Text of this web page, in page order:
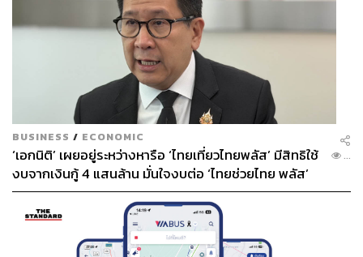
ABOUT THE AUTHOR
นครินทร์ วนกิจไพบูลย์
บรรณาธิการบริหาร สำนักข่าว THE
STANDARD วิทยากรด้านสื่อและการทำคอน
เทนต์ออนไลน์
BUSINESS / ECONOMIC
‘เอกนิติ’ เผยอยู่ระหว่างหารือ ‘ไทยเที่ยวไทยพลัส’ มีสิทธิใช้
งบจากเงินกู้ 4 แสนล้าน มั่นใจงบต่อ ‘ไทยช่วยไทย พลัส’
เฟส 2 มีเพียงพอ
...